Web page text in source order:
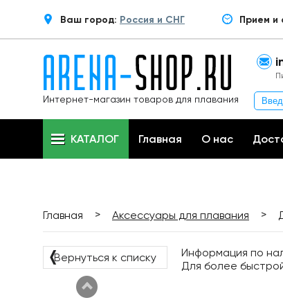
Ваш город: Россия и СНГ Прием и
Интернет-магазин товаров для плавания
КАТАЛОГ Главная О нас
Главная > Аксессуары для плавания >
❬Вернуться к списку
Информация по
Для более